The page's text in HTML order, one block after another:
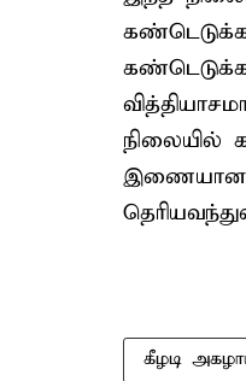
நிலையில்
இணையான
கீழடி